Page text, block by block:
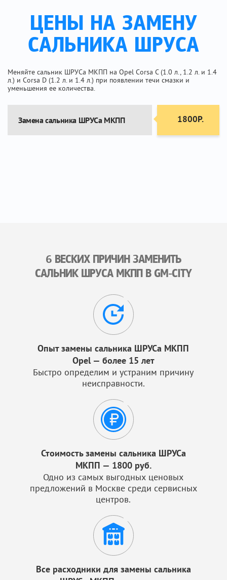
ЦЕНЫ НА ЗАМЕНУ
САЛЬНИКА ШРУСА
Меняйте сальник ШРУСа МКПП на Opel Corsa C (1.0 л., 1.2 л. и 1.4
л.) и Corsa D (1.2 л. и 1.4 л.) при появлении течи смазки и
уменьшения ее количества.
Замена сальника ШРУСа МКПП 1800Р.
6 ВЕСКИХ ПРИЧИН ЗАМЕНИТЬ
САЛЬНИК ШРУСА МКПП В GM-CITY
Опыт замены сальника ШРУСа МКПП
Opel — более 15 лет
Быстро определим и устраним причину
неисправности.
Стоимость замены сальника ШРУСа
МКПП — 1800 руб.
Одно из самых выгодных ценовых
предложений в Москве среди сервисных
центров.
Все расходники для замены сальника